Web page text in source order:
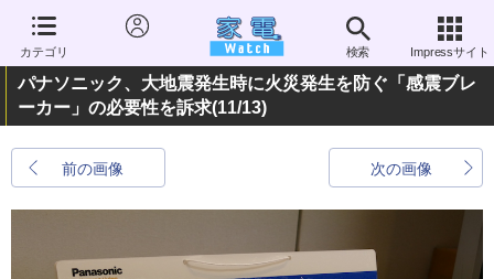
カテゴリ 検索 Impressサイト
パナソニック、大地震発生時に火災発生を防ぐ「感震ブレ
ーカー」の必要性を訴求(11/13)
前の画像 次の画像